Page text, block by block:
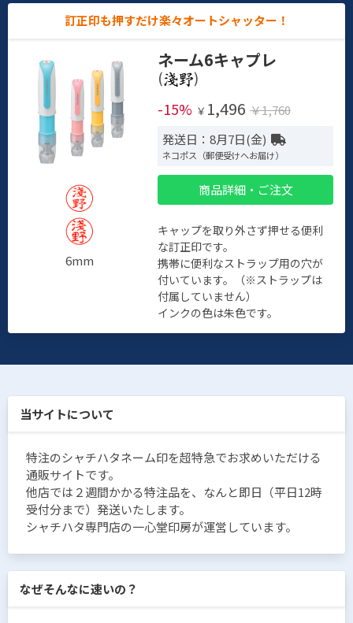
訂正印も押すだけ楽々オートシャッター！
6mm
ネーム6キャプレ
(
)
-15% ￥ 1,496 ￥1,760
発送日：8月7日(金)
ネコポス（郵便受けへお届け）
商品詳細・ご注文
キャップを取り外さず押せる便利
な訂正印です。
携帯に便利なストラップ用の穴が
付いています。（※ストラップは
付属していません）
インクの色は朱色です。
当サイトについて
特注のシャチハタネーム印を超特急でお求めいただける
通販サイトです。
他店では２週間かかる特注品を、なんと即日（平日12時
受付分まで）発送いたします。
シャチハタ専門店の一心堂印房が運営しています。
なぜそんなに速いの？